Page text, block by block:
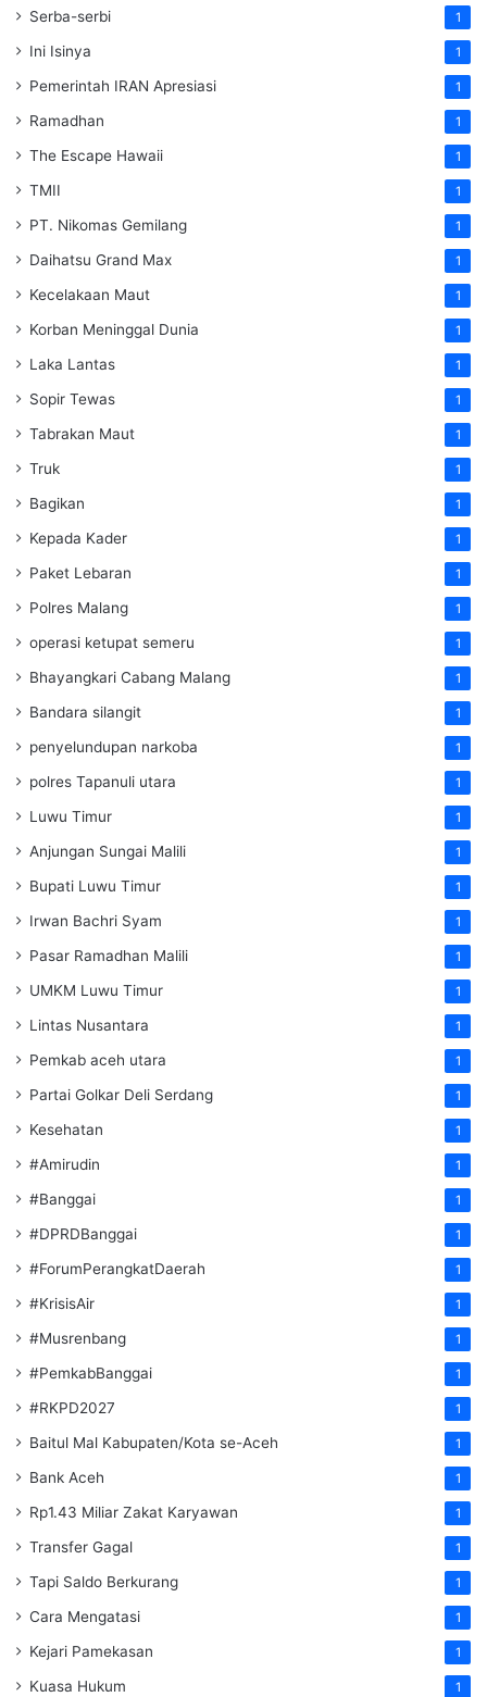
Serba-serbi 1
Ini Isinya 1
Pemerintah IRAN Apresiasi 1
Ramadhan 1
The Escape Hawaii 1
TMII 1
PT. Nikomas Gemilang 1
Daihatsu Grand Max 1
Kecelakaan Maut 1
Korban Meninggal Dunia 1
Laka Lantas 1
Sopir Tewas 1
Tabrakan Maut 1
Truk 1
Bagikan 1
Kepada Kader 1
Paket Lebaran 1
Polres Malang 1
operasi ketupat semeru 1
Bhayangkari Cabang Malang 1
Bandara silangit 1
penyelundupan narkoba 1
polres Tapanuli utara 1
Luwu Timur 1
Anjungan Sungai Malili 1
Bupati Luwu Timur 1
Irwan Bachri Syam 1
Pasar Ramadhan Malili 1
UMKM Luwu Timur 1
Lintas Nusantara 1
Pemkab aceh utara 1
Partai Golkar Deli Serdang 1
Kesehatan 1
#Amirudin 1
#Banggai 1
#DPRDBanggai 1
#ForumPerangkatDaerah 1
#KrisisAir 1
#Musrenbang 1
#PemkabBanggai 1
#RKPD2027 1
Baitul Mal Kabupaten/Kota se-Aceh 1
Bank Aceh 1
Rp1.43 Miliar Zakat Karyawan 1
Transfer Gagal 1
Tapi Saldo Berkurang 1
Cara Mengatasi 1
Kejari Pamekasan 1
Kuasa Hukum 1